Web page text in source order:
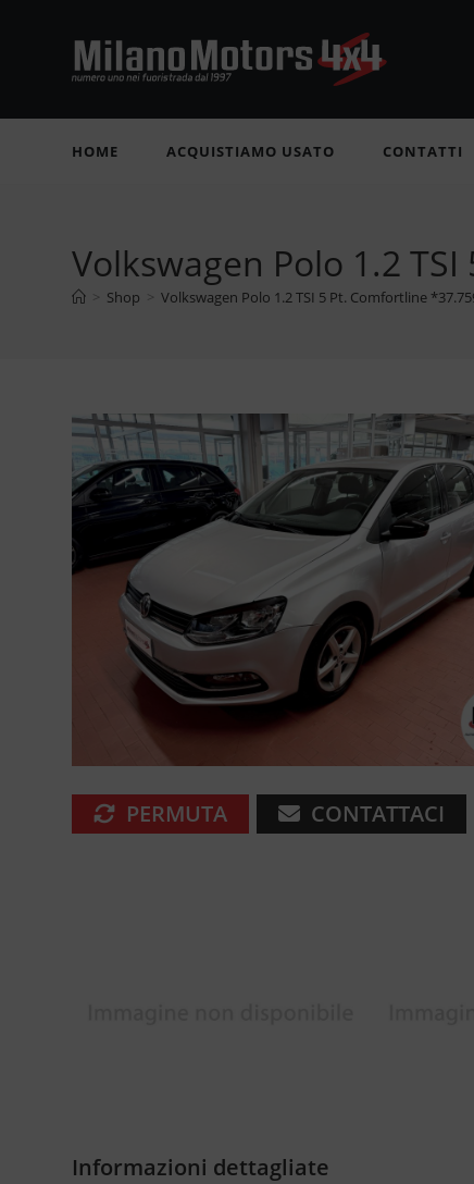
HOME ACQUISTIAMO USATO CONTATTI
Volkswagen Polo 1.2
> Shop > Volkswagen Polo 1.2 TSI 5 Pt. Comfortline
PERMUTA CONTATTACI
Informazioni dettagliate